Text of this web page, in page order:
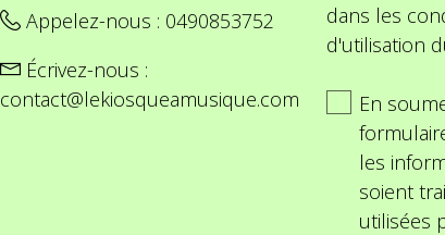
Appelez-nous : 0490853752
Écrivez-nous :
contact@lekiosqueamusique.com
dans les
d'utilisation
En
les
soient
utilisées